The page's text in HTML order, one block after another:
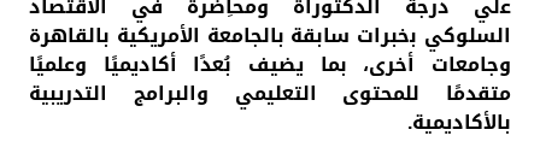
اﻟﺴﻠﻮﻛﻲ ﺑخبرات ﺳﺎﺑﻘﺔ ﺑﺎﻟﺠﺎﻣﻌﺔ اﻷﻣﺮﻳﻜﻴﺔ ﺑﺎﻟﻘﺎﻫﺮة
وﺟﺎﻣﻌﺎت أﺧﺮى، ﺑﻤﺎ ﻳﻀﻴﻒ ﺑُﻌﺪًا أﻛﺎدﻳﻤﻴًﺎ وﻋﻠﻤﻴًﺎ
ﻣﺘﻘﺪﻣًﺎ ﻟﻠﻤﺤﺘﻮى اﻟﺘﻌﻠﻴﻤﻲ والبراﻣﺞ اﻟﺘﺪرﻳﺒﻴﺔ
ﺑﺎﻷﻛﺎدﻳﻤﻴﺔ.